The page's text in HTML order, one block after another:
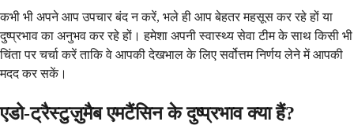
कभी भी अपने आप उपचार बंद न करें, भले ही आप बेहतर महसूस कर रहे हों या
दुष्प्रभाव का अनुभव कर रहे हों। हमेशा अपनी स्वास्थ्य सेवा टीम के साथ किसी भी
चिंता पर चर्चा करें ताकि वे आपकी देखभाल के लिए सर्वोत्तम निर्णय लेने में आपकी
मदद कर सकें।
एडो-ट्रैस्टुज़ुमैब एमटैंसिन के दुष्प्रभाव क्या हैं?